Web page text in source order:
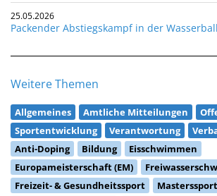
25.05.2026
Packender Abstiegskampf in der
Weitere Themen
Allgemeines Amtliche Mitteilungen
Sportentwicklung
Verantwortung
Anti-Doping
Bildung
Eisschwimmen
Europameisterschaft (EM)
Freizeit- & Gesundheitssport
Masterssport